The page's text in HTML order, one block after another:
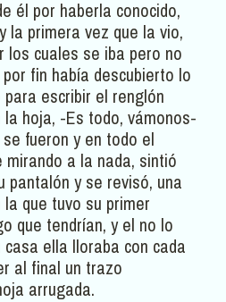
él por haberla conocido,
la primera vez que la vio,
los cuales se iba pero no
fin había descubierto lo
escribir el renglón
hoja, -Es todo, vámonos-
fueron y en todo el
a la nada, sintió
pantalón y se revisó, una
que tuvo su primer
que tendrían, y el no lo
ella lloraba con cada
al final un trazo
arrugada.